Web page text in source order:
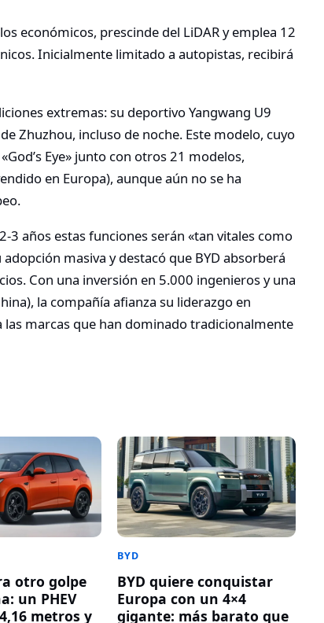
económicos, prescinde del LiDAR y emplea 12
Inicialmente limitado a autopistas, recibirá
extremas: su deportivo Yangwang U9
Zhuzhou, incluso de noche. Este modelo, cuyo
Eye» junto con otros 21 modelos,
en Europa), aunque aún no se ha
3 años estas funciones serán «tan vitales como
masiva y destacó que BYD absorberá
Con una inversión en 5.000 ingenieros y una
la compañía afianza su liderazgo en
marcas que han dominado tradicionalmente
otro golpe
un PHEV
metros y
BYD
BYD quiere conquistar
Europa con un 4×4
gigante: más barato que